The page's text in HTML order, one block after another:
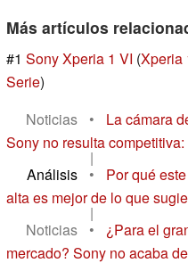
Más artículos
#1 Sony Xperia 1 VI (Xperia
Serie)
Noticias
•
La cámara
Sony no resulta
|
Análisis
•
Por qué
alta es mejor de lo que
|
Noticias
•
¿Para el
mercado? Sony no acaba